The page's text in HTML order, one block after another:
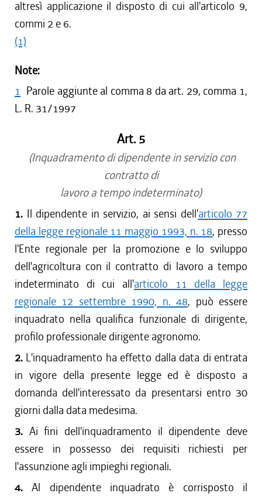
altresì applicazione il disposto di cui all'articolo 9,
commi 2 e 6.
(1)
Note:
1 Parole aggiunte al comma 8 da art. 29, comma 1,
L. R. 31/1997
Art. 5
(Inquadramento di dipendente in servizio con
contratto di
lavoro a tempo indeterminato)
1. Il dipendente in servizio, ai sensi dell'articolo 77
della legge regionale 11 maggio 1993, n. 18, presso
l'Ente regionale per la promozione e lo sviluppo
dell'agricoltura con il contratto di lavoro a tempo
indeterminato di cui all'articolo 11 della legge
regionale 12 settembre 1990, n. 48, può essere
inquadrato nella qualifica funzionale di dirigente,
profilo professionale dirigente agronomo.
2. L'inquadramento ha effetto dalla data di entrata
in vigore della presente legge ed è disposto a
domanda dell'interessato da presentarsi entro 30
giorni dalla data medesima.
3. Ai fini dell'inquadramento il dipendente deve
essere in possesso dei requisiti richiesti per
l'assunzione agli impieghi regionali.
4. Al dipendente inquadrato è corrisposto il